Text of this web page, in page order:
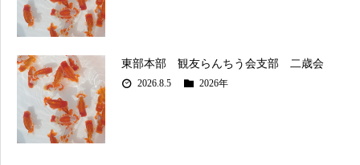
東部本部 観友らんちう会支部 二歳会
2026.8.5 2026年